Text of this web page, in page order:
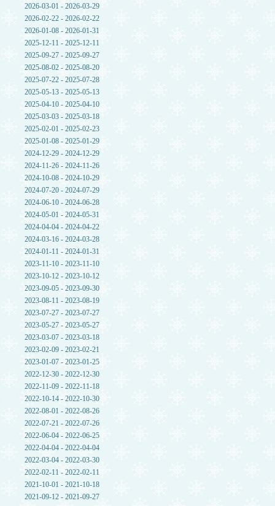
2026-03-01 - 2026-03-29
2026-02-22 - 2026-02-22
2026-01-08 - 2026-01-31
2025-12-11 - 2025-12-11
2025-09-27 - 2025-09-27
2025-08-02 - 2025-08-20
2025-07-22 - 2025-07-28
2025-05-13 - 2025-05-13
2025-04-10 - 2025-04-10
2025-03-03 - 2025-03-18
2025-02-01 - 2025-02-23
2025-01-08 - 2025-01-29
2024-12-29 - 2024-12-29
2024-11-26 - 2024-11-26
2024-10-08 - 2024-10-29
2024-07-20 - 2024-07-29
2024-06-10 - 2024-06-28
2024-05-01 - 2024-05-31
2024-04-04 - 2024-04-22
2024-03-16 - 2024-03-28
2024-01-11 - 2024-01-31
2023-11-10 - 2023-11-10
2023-10-12 - 2023-10-12
2023-09-05 - 2023-09-30
2023-08-11 - 2023-08-19
2023-07-27 - 2023-07-27
2023-05-27 - 2023-05-27
2023-03-07 - 2023-03-18
2023-02-09 - 2023-02-21
2023-01-07 - 2023-01-25
2022-12-30 - 2022-12-30
2022-11-09 - 2022-11-18
2022-10-14 - 2022-10-30
2022-08-01 - 2022-08-26
2022-07-21 - 2022-07-26
2022-06-04 - 2022-06-25
2022-04-04 - 2022-04-04
2022-03-04 - 2022-03-30
2022-02-11 - 2022-02-11
2021-10-01 - 2021-10-18
2021-09-12 - 2021-09-27